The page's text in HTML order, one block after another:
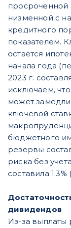
просроченной
низменной с
кредитного
показателем.
остается
начала года
2023 г.
исключаем,
может
ключевой
бюджетного
резервы
риска без
составила
дивидендов
Из-за